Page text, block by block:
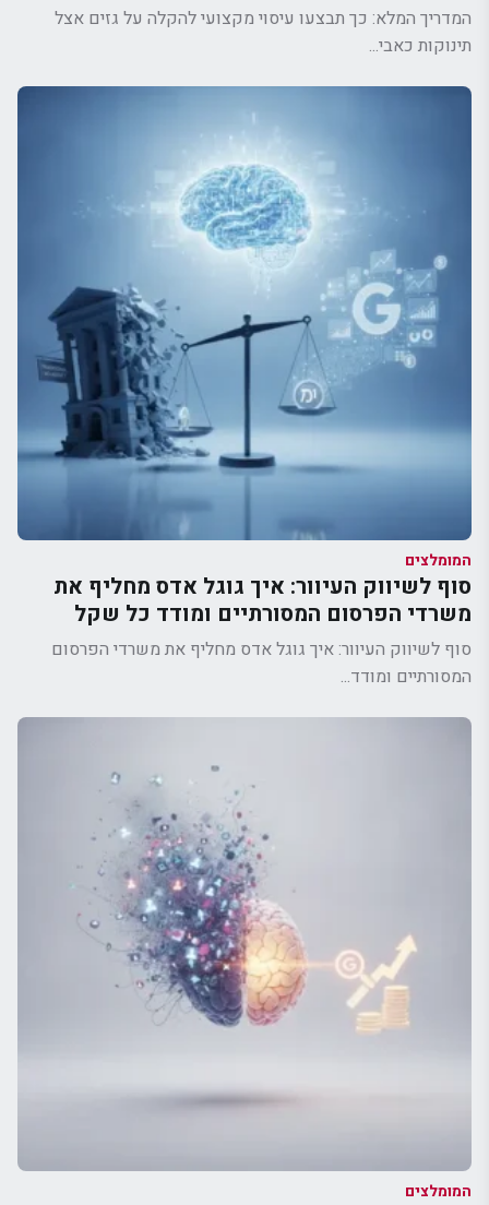
המדריך המלא: כך תבצעו עיסוי מקצועי להקלה על גזים אצל
תינוקות כאבי...
המומלצים
סוף לשיווק העיוור: איך גוגל אדס מחליף את
משרדי הפרסום המסורתיים ומודד כל שקל
סוף לשיווק העיוור: איך גוגל אדס מחליף את משרדי הפרסום
המסורתיים ומודד...
המומלצים